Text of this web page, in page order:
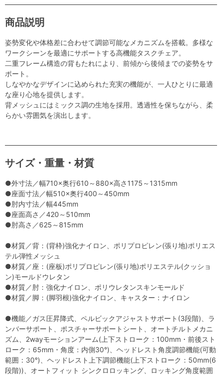
商品説明
姿勢変化や体格差に合わせて調節可能なメカニズムを搭載。多様な
ワークシーンを最適にサポートする高機能タスクチェア。
二重フレーム構造の背もたれにより、前傾から後傾までの姿勢をサ
ポート。
しなやかなデザインに込められた充実の機能が、一人ひとりに最適
な座り心地を提供します。
背メッシュにはミックス調の生地を採用。透過性を保ちながら、柔
らかい雰囲気を演出します。
サイズ・重量・材質
●外寸法／幅710×奥行610～880×高さ1175～1315mm
●座面寸法／幅510×奥行400～450mm
●肘内寸法／幅445mm
●座面高さ／420～510mm
●肘高さ／625～815mm
●材質／背：(背枠)強化ナイロン、ポリプロピレン(張り地)ポリエス
テル弾性メッシュ
●材質／座：(座板)ポリプロピレン(張り地)ポリエステル(クッショ
ン)モールドウレタン
●材質／肘：強化ナイロン、ポリウレタンスキンモールド
●材質／脚：(脚羽根)強化ナイロン、キャスター：ナイロン
●機能／ガス圧昇降式、ペルビックアジャストサポート(3段階)、ラ
ンバーサポート、ポスチャーサポートシート、オートチルトメカニ
ズム、2wayモーションアーム(上下ストローク：100mm・前後スト
ローク：65mm・角度：内側30°)、ヘッドレスト角度調節機能(可動
範囲：30°)、ヘッドレスト上下調節機能(上下ストローク：50mm(6
段階))、オートフィット シンクロロッキング、ロッキング角度範囲